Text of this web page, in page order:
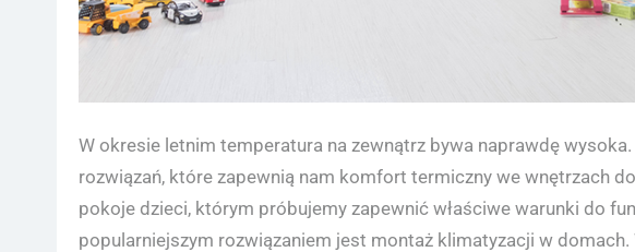
W okresie letnim temperatura na zewnątrz bywa naprawdę
rozwiązań, które zapewnią nam komfort termiczny we wnętrzach
pokoje dzieci, którym próbujemy zapewnić właściwe warunki do
popularniejszym rozwiązaniem jest montaż klimatyzacji w domach.